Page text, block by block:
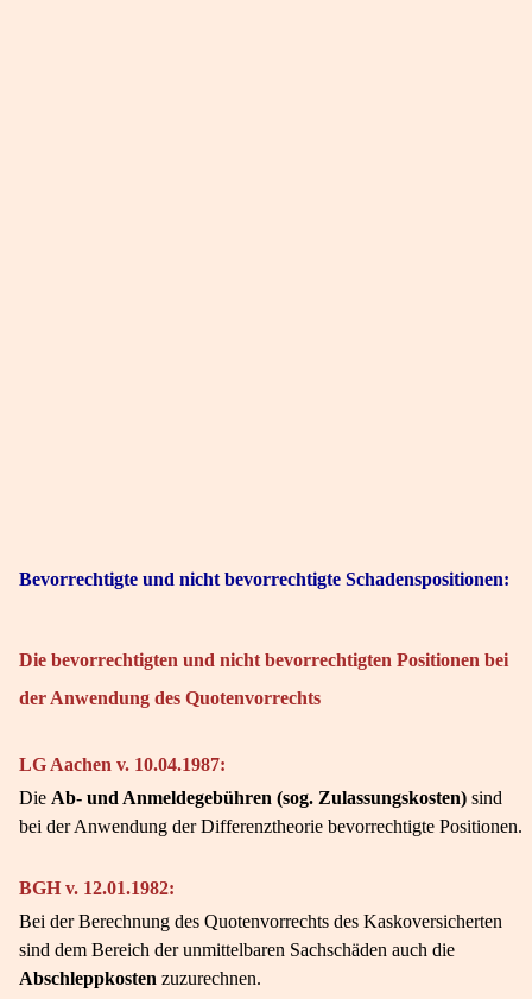
Bevorrechtigte und nicht bevorrechtigte Schadenspositionen:
Die bevorrechtigten und nicht bevorrechtigten Positionen bei
der Anwendung des Quotenvorrechts
LG Aachen v. 10.04.1987:
Die Ab- und Anmeldegebühren (sog. Zulassungskosten) sind
bei der Anwendung der Differenztheorie bevorrechtigte Positionen.
BGH v. 12.01.1982:
Bei der Berechnung des Quotenvorrechts des Kaskoversicherten
sind dem Bereich der unmittelbaren Sachschäden auch die
Abschleppkosten zuzurechnen.